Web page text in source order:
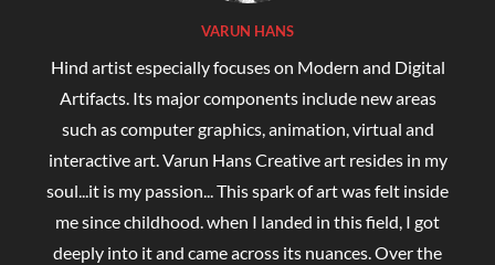
VARUN HANS
Hind artist especially focuses on Modern and Digital
Artifacts. Its major components include new areas
such as computer graphics, animation, virtual and
interactive art. Varun Hans Creative art resides in my
soul...it is my passion... This spark of art was felt inside
me since childhood. when I landed in this field, I got
deeply into it and came across its nuances. Over the